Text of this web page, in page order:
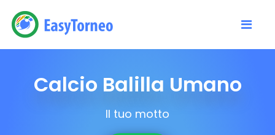
Calcio Balilla Umano
Il tuo motto